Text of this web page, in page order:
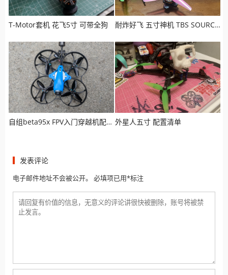
T-Motor套机 花飞5寸 可带全狗 耐炸好飞 五寸神机 TBS SOURCE ONE 老司机最爱
自组beta95x FPV入门穿越机配置清单 外星人五寸 配置清单
发表评论
电子邮件地址不会被公开。 必填项已用*标注